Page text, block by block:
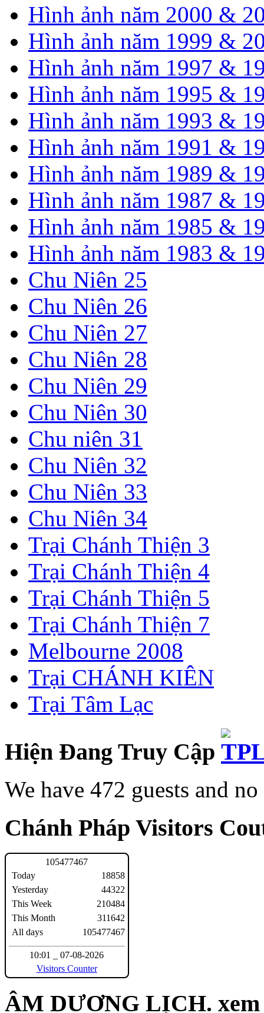
Hình ảnh năm 2000 &
Hình ảnh năm 1999 &
Hình ảnh năm 1997 &
Hình ảnh năm 1995 &
Hình ảnh năm 1993 &
Hình ảnh năm 1991 &
Hình ảnh năm 1989 &
Hình ảnh năm 1987 &
Hình ảnh năm 1985 &
Hình ảnh năm 1983 &
Chu Niên 25
Chu Niên 26
Chu Niên 27
Chu Niên 28
Chu Niên 29
Chu Niên 30
Chu niên 31
Chu Niên 32
Chu Niên 33
Chu Niên 34
Trại Chánh Thiện 3
Trại Chánh Thiện 4
Trại Chánh Thiện 5
Trại Chánh Thiện 7
Melbourne 2008
Trại CHÁNH KIÊN
Trại Tâm Lạc
Hiện Đang Truy Cập
We have 472 guests and
Chánh Pháp Visitors
105477467
Today
Yesterday
This Week
This Month
All days
18858
44322
210484
311642
105477467
10:01 _ 07-08-2026
Visitors Counter
ÂM DƯƠNG LỊCH. xem